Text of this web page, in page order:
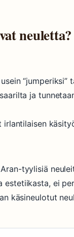
neuletta?
“jumperiksi”
ja
irlantilaisen
tyylisiä
estetiikasta, ei
käsineulotut